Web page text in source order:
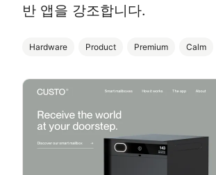
반 앱을 강조합니다.
Hardware Product Premium Calm